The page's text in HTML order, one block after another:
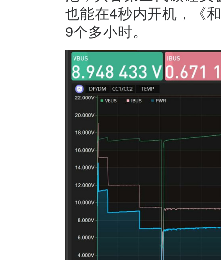
也能在4秒内开机，《
9个多小时。